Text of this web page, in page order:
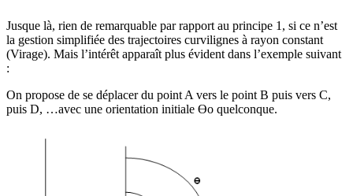
Jusque là, rien de remarquable par rapport au principe 1, si ce n’est
la gestion simplifiée des trajectoires curvilignes à rayon constant
(Virage). Mais l’intérêt apparaît plus évident dans l’exemple suivant
:
On propose de se déplacer du point A vers le point B puis vers C,
puis D, …avec une orientation initiale Өo quelconque.